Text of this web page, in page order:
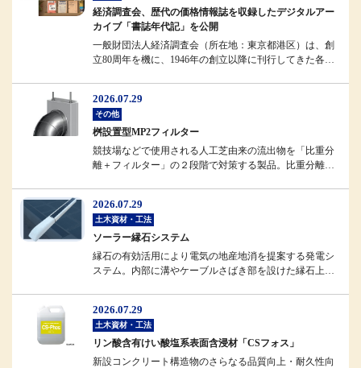
経済調査会、歴代の価格情報誌を収録したデジタルアー
カイブ「書誌年代記」を公開
一般財団法人経済調査会（所在地：東京都港区）は、創
立80周年を機に、1946年の創立以降に刊行してきた各種
2026.07.29
その他
桝設置型MP2フィルター
競技場などで使用される人工芝由来の流出物を「比重分
離＋フィルター」の２段階で対策する製品。比重分離に
2026.07.29
土木資材・工法
ソーラー縁石システム
縁石の有効活用により電気の地産地消を提案する発電シ
ステム。内部に溝やケーブルさばき部を設けた縁石上部
2026.07.29
土木資材・工法
リン酸含有けい酸塩系表面含浸材「CSフォス」
新設コンクリート構造物のさらなる品質向上・耐久性向